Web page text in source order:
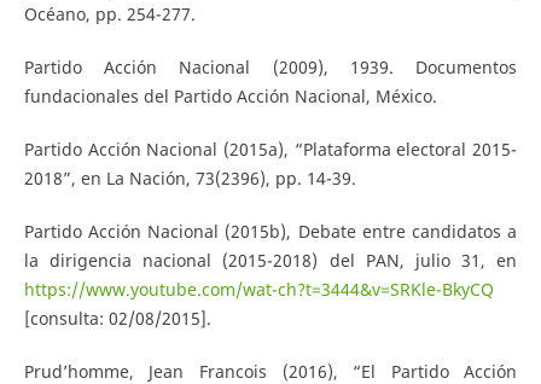
Océano, pp. 254-277.
Partido Acción Nacional (2009), 1939. Documentos
fundacionales del Partido Acción Nacional, México.
Partido Acción Nacional (2015a), “Plataforma electoral 2015-
2018”, en La Nación, 73(2396), pp. 14-39.
Partido Acción Nacional (2015b), Debate entre candidatos a
la dirigencia nacional (2015-2018) del PAN, julio 31, en
https://www.youtube.com/wat-ch?t=3444&v=SRKle-BkyCQ
[consulta: 02/08/2015].
Prud’homme, Jean Francois (2016), “El Partido Acción